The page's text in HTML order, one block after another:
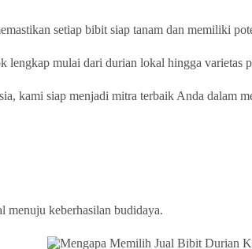
setiap bibit siap tanam dan memiliki
lengkap mulai dari durian lokal hingga
kami siap menjadi mitra terbaik Anda dalam
menuju keberhasilan budidaya.